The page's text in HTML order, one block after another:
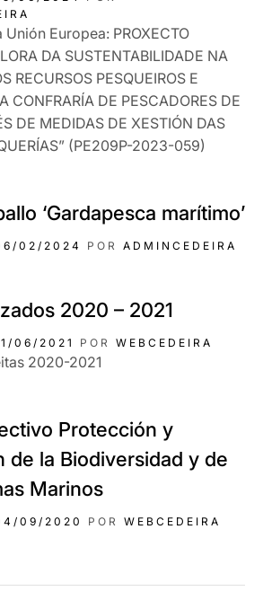
Europea: PROXECTO
DA SUSTENTABILIDADE NA
RECURSOS PESQUEIROS E
CONFRARÍA DE PESCADORES DE
DE MEDIDAS DE XESTIÓN DAS
(PE209P-2023-059)
‘Gardapesca marítimo’
02/2024 POR ADMINCEDEIRA
2020 – 2021
06/2021 POR WEBCEDEIRA
2020-2021
Protección y
de la Biodiversidad y de
Marinos
09/2020 POR WEBCEDEIRA